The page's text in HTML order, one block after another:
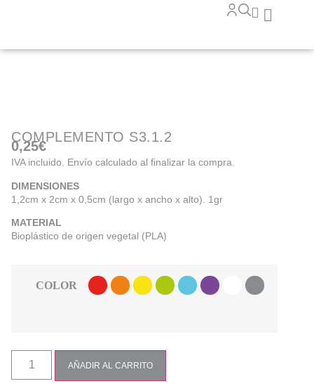
COMPLEMENTO S3.1.2
0,25€
IVA incluido. Envío calculado al finalizar la compra.
DIMENSIONES
1,2cm x 2cm x 0,5cm (largo x ancho x alto). 1gr
MATERIAL
Bioplástico de origen vegetal (PLA)
COLOR
AÑADIR AL CARRITO